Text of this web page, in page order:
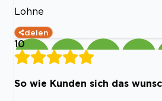
Lohne
delen
10
So wie Kunden sich das